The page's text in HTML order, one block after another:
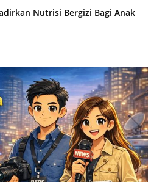
Nutrisi Bergizi Bagi Anak